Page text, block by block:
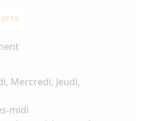
Mercredi, Jeudi,
midi